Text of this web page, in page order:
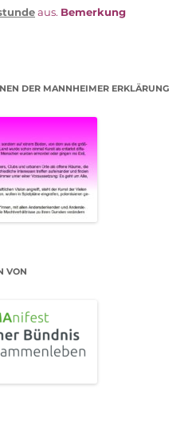
aus. Bemerkung
DER MANNHEIMER ERKLÄRUNG
VON